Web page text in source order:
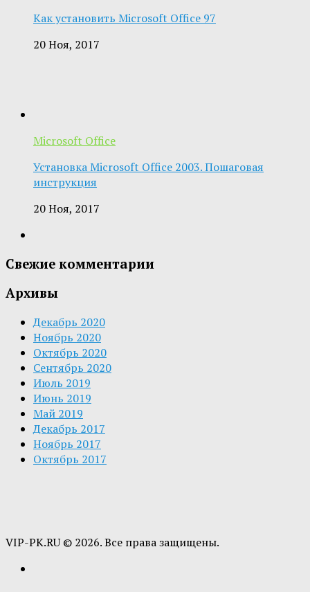
Как установить Microsoft Office 97
20 Ноя, 2017
Microsoft Office
Установка Microsoft Office 2003. Пошаговая
инструкция
20 Ноя, 2017
Свежие комментарии
Архивы
Декабрь 2020
Ноябрь 2020
Октябрь 2020
Сентябрь 2020
Июль 2019
Июнь 2019
Май 2019
Декабрь 2017
Ноябрь 2017
Октябрь 2017
VIP-PK.RU © 2026. Все права защищены.